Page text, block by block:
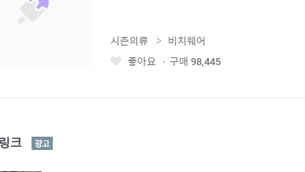
좋
시즌의류
비치웨어
좋아요
구매 98,445
크 광
고